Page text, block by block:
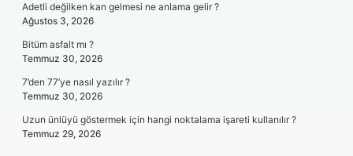
Adetli değilken kan gelmesi ne anlama gelir ?
Ağustos 3, 2026
Bitüm asfalt mı ?
Temmuz 30, 2026
7’den 77’ye nasıl yazılır ?
Temmuz 30, 2026
Uzun ünlüyü göstermek için hangi noktalama işareti kullanılır ?
Temmuz 29, 2026